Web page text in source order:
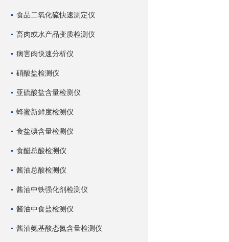
食品二氧化硫快速测定仪
畜肉或水产品变质检测仪
病害肉快速分析仪
硝酸盐检测仪
亚硫酸盐含量检测仪
蜂蜜新鲜度检测仪
食盐碘含量检测仪
食醋总酸检测仪
酱油总酸检测仪
酱油中铁强化剂检测仪
酱油中食盐检测仪
酱油氨基酸态氮含量检测仪